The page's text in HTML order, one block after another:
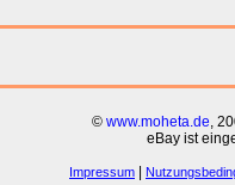
© www.moheta.de,
eBay ist
Impressum